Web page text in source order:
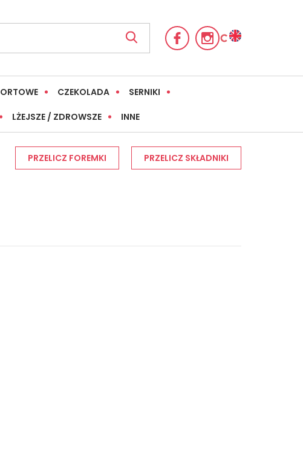
CZEKOLADA SERNIKI
LŻEJSZE / ZDROWSZE INNE
PRZELICZ FOREMKI PRZELICZ SKŁADNIKI